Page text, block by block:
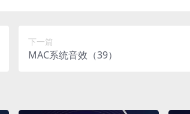
下一篇
MAC系统音效（39）